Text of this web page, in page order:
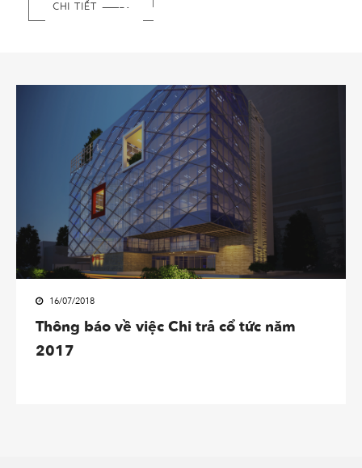
CHI TIẾT
16/07/2018
Thông báo về việc Chi trả cổ tức năm
2017